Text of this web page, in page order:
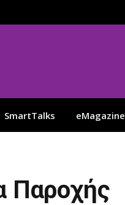
SmartTalks eMagazine
Παροχής